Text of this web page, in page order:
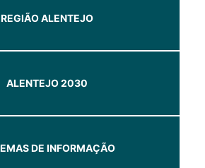
REGIÃO ALENTEJO
ALENTEJO 2030
DE INFORMAÇÃO